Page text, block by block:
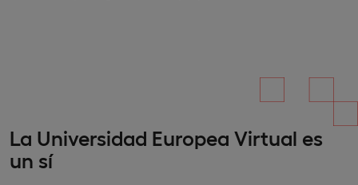
La Universidad Europea Virtual es
un sí